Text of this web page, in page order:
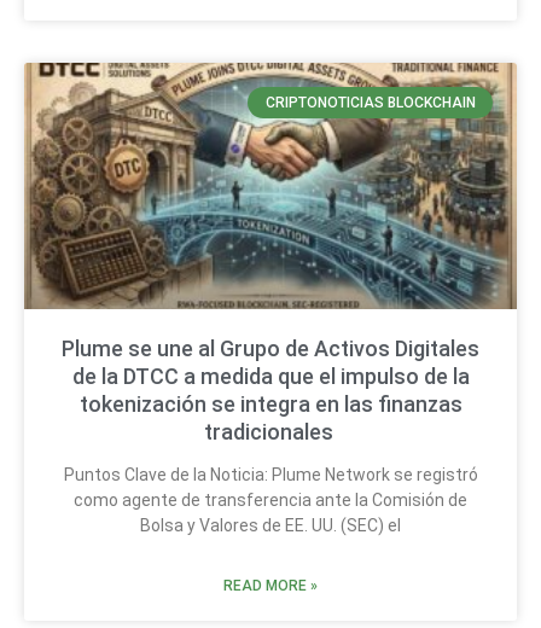
CRIPTONOTICIAS BLOCKCHAIN
Plume se une al Grupo de Activos Digitales
de la DTCC a medida que el impulso de la
tokenización se integra en las finanzas
tradicionales
Puntos Clave de la Noticia: Plume Network se registró
como agente de transferencia ante la Comisión de
Bolsa y Valores de EE. UU. (SEC) el
READ MORE »